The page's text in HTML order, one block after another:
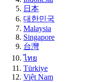
日本
대한민국
Malaysia
Singapore
台灣
ไทย
Türkiye
Việt Nam